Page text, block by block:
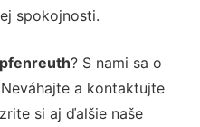
spokojnosti.
? S nami sa o
a kontaktujte
si aj ďalšie naše